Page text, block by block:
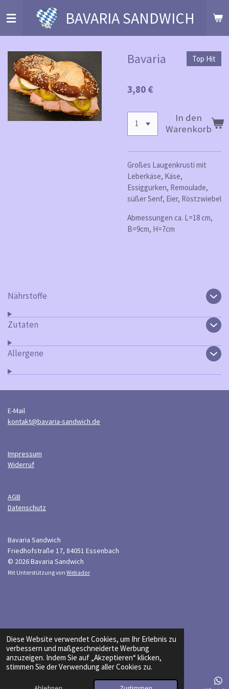
Diese Website verwendet Cookies, um Ihr Erlebnis zu
verbessern und maßgeschneiderte Werbung
anzuzeigen. Indem Sie auf „Akzeptieren“ klicken,
stimmen Sie der Verwendung aller Cookies zu.
Hauptinhalt
BAVARIA SANDWICH
Bavaria Top Hit
3,80 €
In den
Warenkorb
Großes Laugenkrusti mit
Leberkäse, Käse,
Essiggurken, Remoulade,
süßer Senf, Eier, Röstzwiebel
Abmessungen ca. L=18 cm,
B=9cm, H=7cm
Nährstoffe
Zutaten
Allergene
E-Mail
kontakt@bavaria-sandwich.de
Impressum
Widerruf
AGB
Datenschutz
Bavaria Sandwich
Friedhofstraße 17, 84051 Essenbach
© 2026 Bavaria Sandwich
Mit Unterstützung von Webador